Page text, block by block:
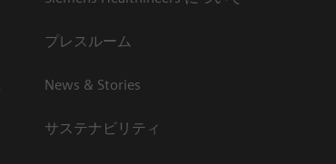
プレスルーム
News & Stories
サステナビリティ